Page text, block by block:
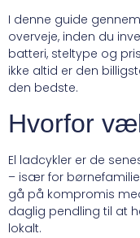
I denne guide
overveje, inden du
batteri, steltype og
ikke altid er den
den bedste.
Hvorfor
El ladcykler er de
– især for
gå på kompromis
daglig pendling til at
lokalt.